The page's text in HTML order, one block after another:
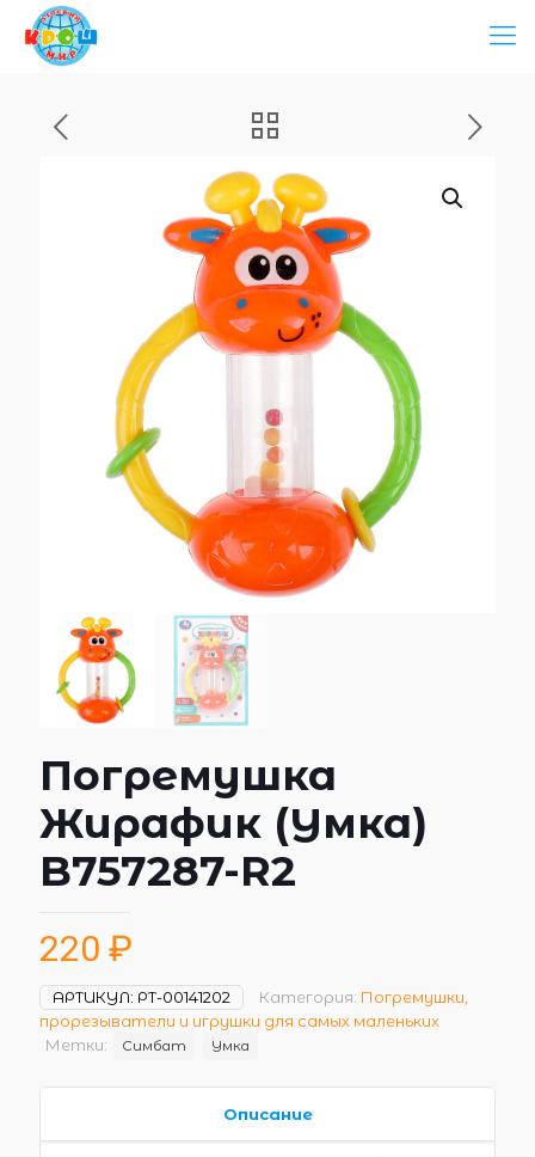
Погремушка
Жирафик (Умка)
B757287-R2
220 ₽
АРТИКУЛ: РТ-00141202 Категория: Погремушки,
прорезыватели и игрушки для самых маленьких
Метки:
Симбат Умка
Описание